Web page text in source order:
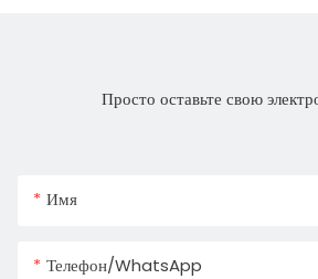
Просто оставьте свою
Имя
Телефон/WhatsApp